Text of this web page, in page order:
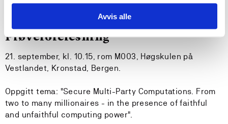
Avvis alle
Prøveforelesning
21. september, kl. 10.15, rom M003, Høgskulen på
Vestlandet, Kronstad, Bergen.
Oppgitt tema: "Secure Multi-Party Computations. From
two to many millionaires - in the presence of faithful
and unfaithful computing power".